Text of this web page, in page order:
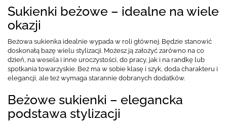
Sukienki beżowe – idealne na wiele
okazji
Beżowa sukienka idealnie wypada w roli głównej. Będzie stanowić
doskonałą bazę wielu stylizacji. Możesz ją założyć zarówno na co
dzień, na wesela i inne uroczystości, do pracy, jak i na randkę lub
spotkania towarzyskie. Beż ma w sobie klasę i szyk, doda charakteru i
elegancji, ale też wymaga starannie dobranych dodatków.
Beżowe sukienki – elegancka
podstawa stylizacji